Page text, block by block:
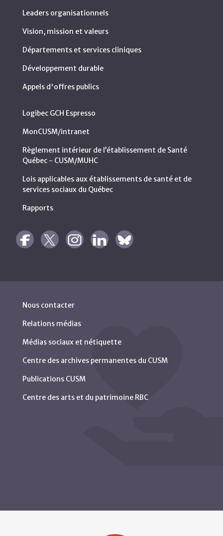
Leaders organisationnels
Vision, mission et valeurs
Départements et services cliniques
Développement durable
Appels d'offres publics
Logibec GCH Espresso
MonCUSM/intranet
Règlement intérieur de l’établissement de Santé
Québec - CUSM/MUHC
Lois applicables aux établissements de santé et de
services sociaux du Québec
Rapports
Nous contacter
Relations médias
Médias sociaux et nétiquette
Centre des archives permanentes du CUSM
Publications CUSM
Centre des arts et du patrimoine RBC